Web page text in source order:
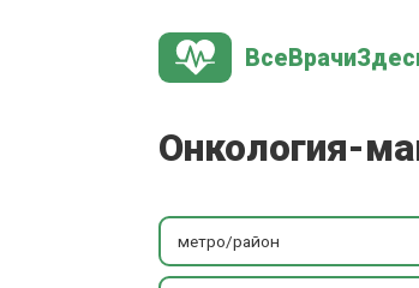
Онкология-
метро/район